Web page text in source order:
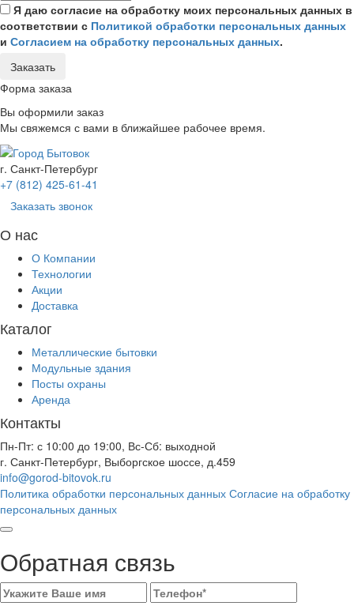
Я даю согласие на обработку моих персональных данных в
соответствии с Политикой обработки персональных данных
и Согласием на обработку персональных данных.
Заказать
Форма заказа
Вы оформили заказ
Мы свяжемся с вами в ближайшее рабочее время.
г. Санкт-Петербург
+7 (812) 425-61-41
Заказать звонок
О нас
О Компании
Технологии
Акции
Доставка
Каталог
Металлические бытовки
Модульные здания
Посты охраны
Аренда
Контакты
Пн-Пт: с 10:00 до 19:00, Вс-Сб: выходной
г. Санкт-Петербург, Выборгское шоссе, д.459
info@gorod-bitovok.ru
Политика обработки персональных данных Согласие на обработку
персональных данных
Обратная связь